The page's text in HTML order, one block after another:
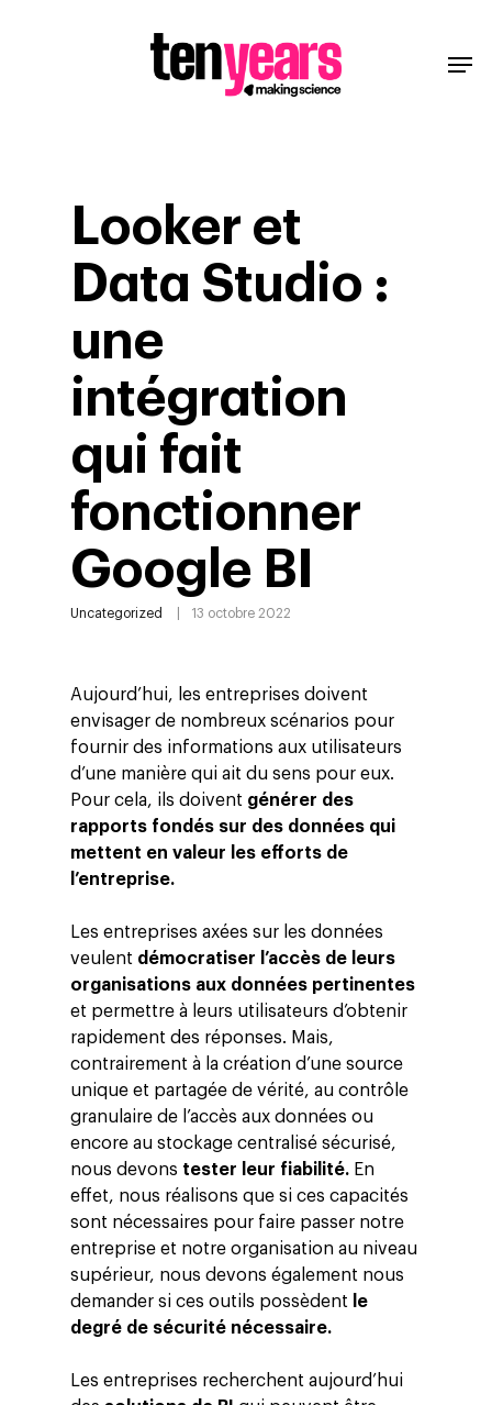
Looker et
Data Studio :
une
intégration
qui fait
fonctionner
Google BI
Uncategorized 13 octobre 2022
Aujourd’hui, les entreprises doivent
envisager de nombreux scénarios pour
fournir des informations aux utilisateurs
d’une manière qui ait du sens pour eux.
Pour cela, ils doivent générer des
rapports fondés sur des données qui
mettent en valeur les efforts de
l’entreprise.
Les entreprises axées sur les données
veulent démocratiser l’accès de leurs
organisations aux données pertinentes
et permettre à leurs utilisateurs d’obtenir
rapidement des réponses. Mais,
contrairement à la création d’une source
unique et partagée de vérité, au contrôle
granulaire de l’accès aux données ou
encore au stockage centralisé sécurisé,
nous devons tester leur fiabilité. En
effet, nous réalisons que si ces capacités
sont nécessaires pour faire passer notre
entreprise et notre organisation au niveau
supérieur, nous devons également nous
demander si ces outils possèdent
le
degré de sécurité nécessaire.
Les entreprises recherchent aujourd’hui